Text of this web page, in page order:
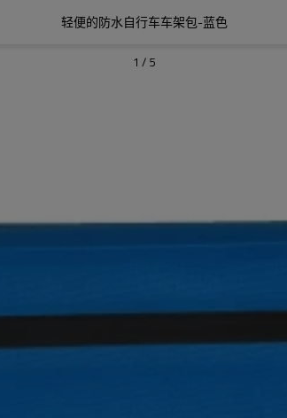
轻便的防水自行车车架包-蓝色
1 / 5